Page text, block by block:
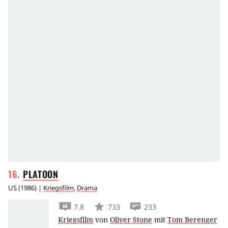
PLATOON
US(1986) | Kriegsfilm, Drama
7.8 733
233
Kriegsfilm von Oliver Stone mit Tom Berenger